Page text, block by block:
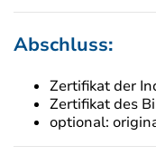
Abschluss:
Zertifikat der
Zertifikat des
optional: